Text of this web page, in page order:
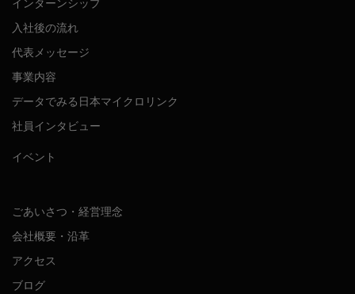
入社後の流れ
代表メッセージ
事業内容
データでみる日本マイクロリンク
社員インタビュー
イベント
ごあいさつ・経営理念
会社概要・沿革
アクセス
ブログ